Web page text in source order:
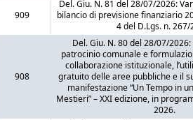
909
Del. Giu. N. 81 del 28/07/2026:
bilancio di previsione finanziario
4 del D.Lgs. n.
908
Del. Giu. N. 80 del 28/07/
patrocinio comunale e
collaborazione istituzionale,
gratuito delle aree pubbliche e il
manifestazione “Un Tempo in
Mestieri” – XXI edizione, in
2026.